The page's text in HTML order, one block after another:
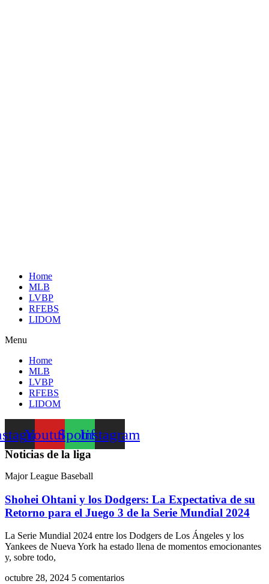
Home
MLB
LVBP
RFEBS
LIDOM
Menu
Home
MLB
LVBP
RFEBS
LIDOM
YoutubeSpotifyInstagram
Noticias de la liga
Major League Baseball
Shohei Ohtani y los Dodgers: La Expectativa de su
Retorno para el Juego 3 de la Serie Mundial 2024
La Serie Mundial 2024 entre los Dodgers de Los Ángeles y los
Yankees de Nueva York ha estado llena de momentos emocionantes
y, sobre todo,
octubre 28, 2024 5 comentarios